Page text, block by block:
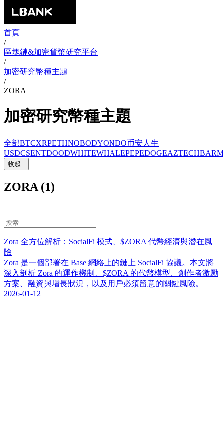
首頁
/
區塊鏈&加密貨幣研究平台
/
加密研究幣種主題
/
ZORA
加密研究幣種主題
全部BTCXRPETHNOBODYONDO币安人生
USDCSENTDOODWHITEWHALEPEPEDOGEAZTECHBAR
收起
ZORA (1)
Zora 全方位解析：SocialFi 模式、$ZORA 代幣經濟與潛在風
險
Zora 是一個部署在 Base 網絡上的鏈上 SocialFi 協議。本文將
深入剖析 Zora 的運作機制、$ZORA 的代幣模型、創作者激勵
方案、融資與增長狀況，以及用戶必須留意的關鍵風險。
2026-01-12